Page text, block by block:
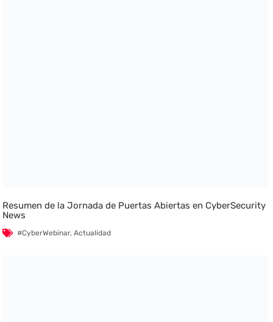
Resumen de la Jornada de Puertas Abiertas en CyberSecurity
News
#CyberWebinar,Actualidad